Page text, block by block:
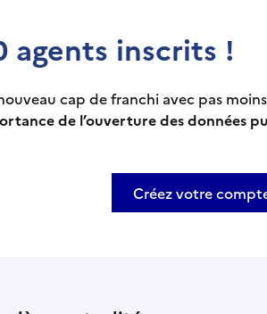
agents inscrits !
cap de franchi avec pas
de l’ouverture des données
Créez votre